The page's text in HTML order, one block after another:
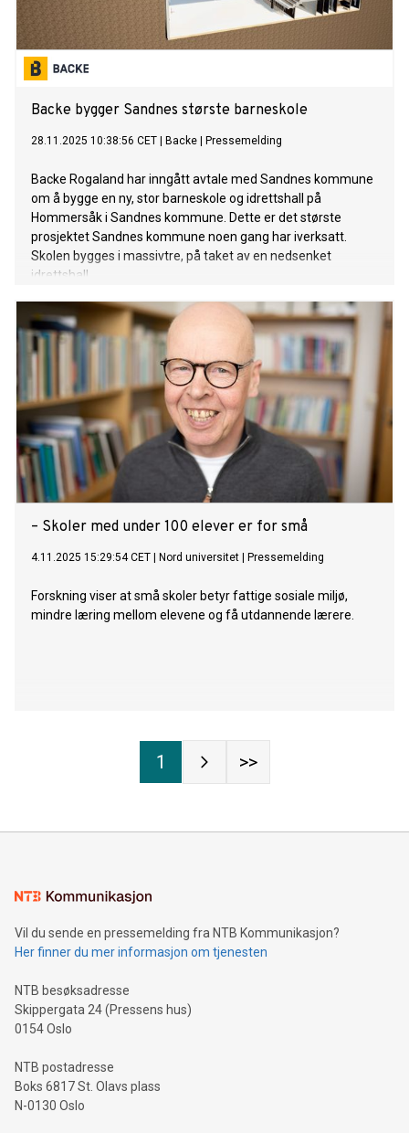
Backe bygger Sandnes største barneskole
28.11.2025 10:38:56 CET Backe Pressemelding
Backe Rogaland har inngått avtale med Sandnes kommune
om å bygge en ny, stor barneskole og idrettshall på
Hommersåk i Sandnes kommune. Dette er det største
prosjektet Sandnes kommune noen gang har iverksatt.
Skolen bygges i massivtre, på taket av en nedsenket
idrettshall.
– Skoler med under 100 elever er for små
4.11.2025 15:29:54 CET Nord universitet Pressemelding
Forskning viser at små skoler betyr fattige sosiale miljø,
mindre læring mellom elevene og få utdannende lærere.
1 >>
Vil du sende en pressemelding fra NTB Kommunikasjon?
Her finner du mer informasjon om tjenesten
NTB besøksadresse
Skippergata 24 (Pressens hus)
0154 Oslo
NTB postadresse
Boks 6817 St. Olavs plass
N-0130 Oslo